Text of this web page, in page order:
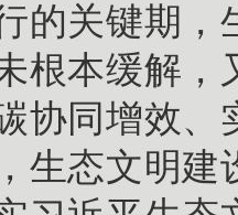
的关键期
根本缓解
协同增效、
生态文明